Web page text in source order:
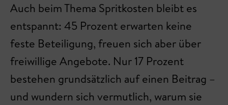
Auch beim Thema Spritkosten bleibt es
entspannt: 45 Prozent erwarten keine
feste Beteiligung, freuen sich aber über
freiwillige Angebote. Nur 17 Prozent
bestehen grundsätzlich auf einen Beitrag –
und wundern sich vermutlich, warum sie